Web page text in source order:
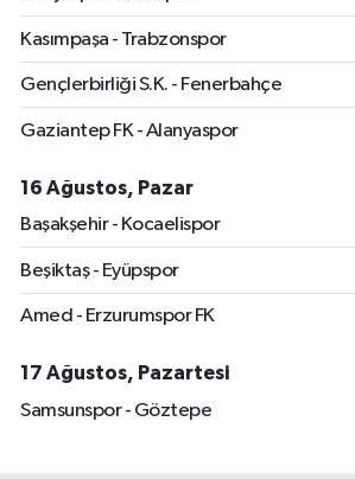
Kasımpaşa - Trabzonspor
Gençlerbirliği S.K. - Fenerbahçe
Gaziantep FK - Alanyaspor
16 Ağustos, Pazar
Başakşehir - Kocaelispor
Beşiktaş - Eyüpspor
Amed - Erzurumspor FK
17 Ağustos, Pazartesi
Samsunspor - Göztepe